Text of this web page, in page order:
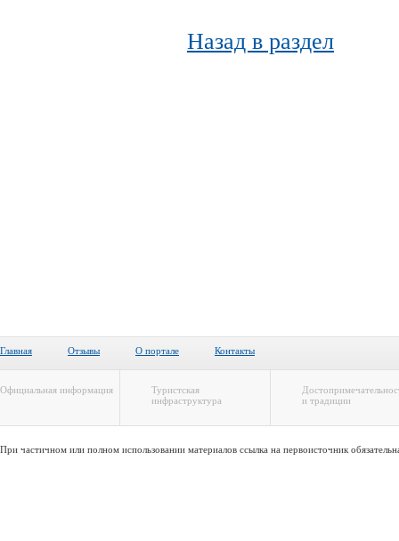
Назад в раздел
Главная Отзывы О портале Контакты
Официальная информация
Туристская
инфраструктура
и традиции
При частичном или полном использовании материалов ссылка на первоисточник